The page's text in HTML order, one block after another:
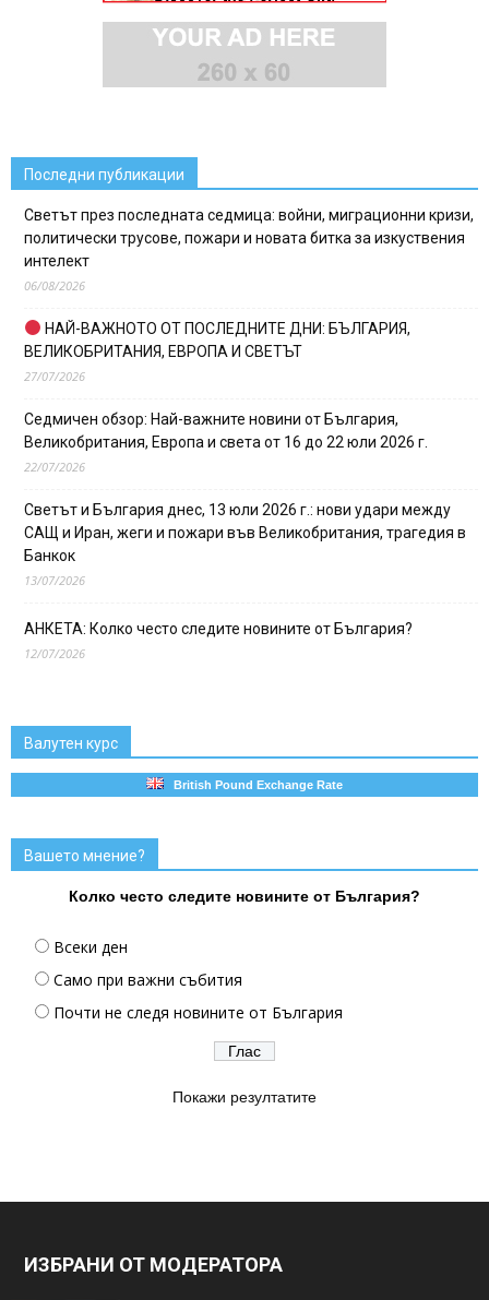
Последни публикации
Светът през последната седмица: войни, миграционни кризи,
политически трусове, пожари и новата битка за изкуствения
интелект
06/08/2026
НАЙ-ВАЖНОТО ОТ ПОСЛЕДНИТЕ ДНИ: БЪЛГАРИЯ,
ВЕЛИКОБРИТАНИЯ, ЕВРОПА И СВЕТЪТ
27/07/2026
Седмичен обзор: Най-важните новини от България,
Великобритания, Европа и света от 16 до 22 юли 2026 г.
22/07/2026
Светът и България днес, 13 юли 2026 г.: нови удари между
САЩ и Иран, жеги и пожари във Великобритания, трагедия в
Банкок
13/07/2026
АНКЕТА: Колко често следите новините от България?
12/07/2026
Валутен курс
British Pound Exchange Rate
Вашето мнение?
Колко често следите новините от България?
Всеки ден
Само при важни събития
Почти не следя новините от България
Покажи резултатите
ИЗБРАНИ ОТ МОДЕРАТОРА